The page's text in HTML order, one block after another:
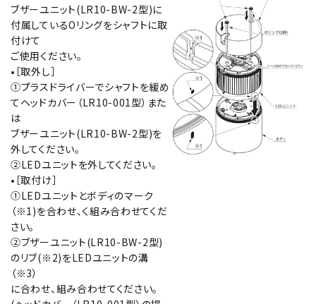
ブザーユニット(LR10-BW-2型)に
付属しているOリングをシャフトに取
付けて
ご使用ください。
•［取外し］
①プラスドライバーでシャフトを緩め
てヘッドカバー（LR10-001型）また
は
ブザーユニット(LR10-BW-2型)を
外してください。
②LEDユニットを外してください。
•［取付け］
①LEDユニットとボディのマーク
（※1)を合わせ、く組み合わせてくだ
さい。
②ブザーユニット(LR10-BW-2型)
のリブ(※2)をLEDユニットの溝
（※3）
に合わせ、組み合わせてください。